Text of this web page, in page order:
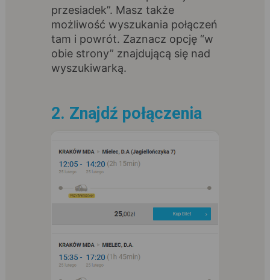
przesiadek”. Masz także
możliwość wyszukania połączeń
tam i powrót. Zaznacz opcję “w
obie strony” znajdującą się nad
wyszukiwarką.
2. Znajdź połączenia